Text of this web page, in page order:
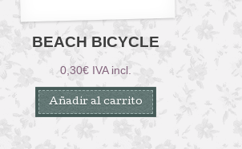
BEACH BICYCLE
0,30€ IVA incl.
Añadir al carrito